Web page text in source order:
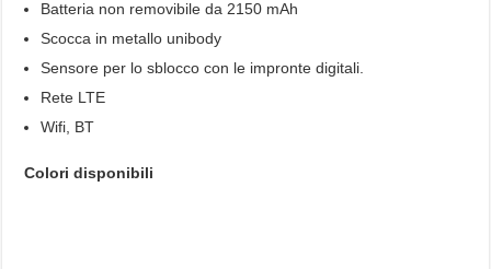
Batteria non removibile da 2150 mAh
Scocca in metallo unibody
Sensore per lo sblocco con le impronte digitali.
Rete LTE
Wifi, BT
Colori disponibili